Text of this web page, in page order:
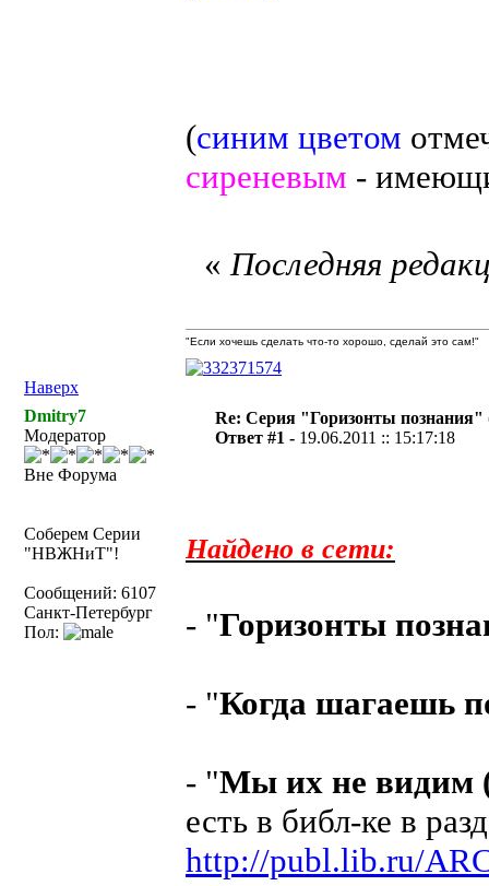
(синим цветом
сиреневым -
Наверх
«Последняя
"Если хочешь сделать что-то хорошо, сделай это сам!"
Dmitry7
Модератор
Вне Форума
Соберем Серии
"НВЖНиТ"!
Сообщений: 6107
Санкт-Петербург
Пол:
Re: Серия "Горизонты
Ответ #1 - 19.06.2011 :: 15:17:18
Найдено в сети:
- "Горизонты
- "Когда шагаешь
- "Мы их не
есть в библ-ке в
http://publ.lib.ru/